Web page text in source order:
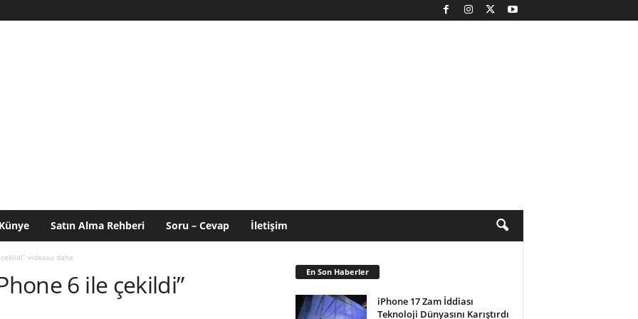
Künye Satın Alma Rehberi Soru – Cevap İletişim
videosu daha
6 ile çekildi”
En Son Haberler
iPhone 17 Zam İddiası
Teknoloji Dünyasını Karıştırdı